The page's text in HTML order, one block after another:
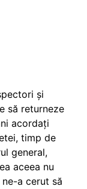
și
să returneze
acordați
timp de
general,
aceea nu
a cerut să